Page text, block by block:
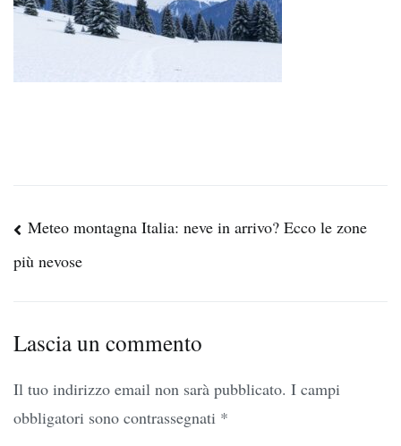
Navigazione
articoli
Meteo montagna Italia: neve in arrivo? Ecco le zone
più nevose
Lascia un commento
Il tuo indirizzo email non sarà pubblicato. I campi
obbligatori sono contrassegnati *